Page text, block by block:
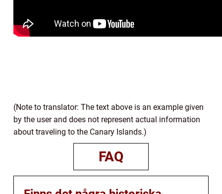
(Note to translator: The text above is an example given
by the user and does not represent actual information
about traveling to the Canary Islands.)
FAQ